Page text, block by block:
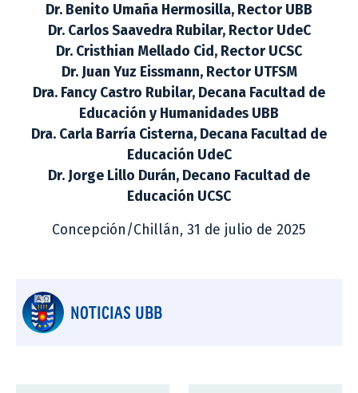
Dr. Benito Umaña Hermosilla, Rector UBB
Dr. Carlos Saavedra Rubilar, Rector UdeC
Dr. Cristhian Mellado Cid, Rector UCSC
Dr. Juan Yuz Eissmann, Rector UTFSM
Dra. Fancy Castro Rubilar, Decana Facultad de
Educación y Humanidades UBB
Dra. Carla Barría Cisterna, Decana Facultad de
Educación UdeC
Dr. Jorge Lillo Durán, Decano Facultad de
Educación UCSC
Concepción/Chillán, 31 de julio de 2025
NOTICIAS UBB